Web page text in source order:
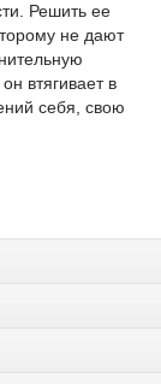
Решить ее
не дают
втягивает в
себя, свою